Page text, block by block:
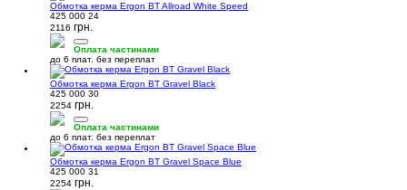
Обмотка керма Ergon BT Allroad White Speed
425 000 24
2116 грн.
Оплата частинами
до 6 плат. без переплат
Обмотка керма Ergon BT Gravel Black
425 000 30
2254 грн.
Оплата частинами
до 6 плат. без переплат
Обмотка керма Ergon BT Gravel Space Blue
425 000 31
2254 грн.